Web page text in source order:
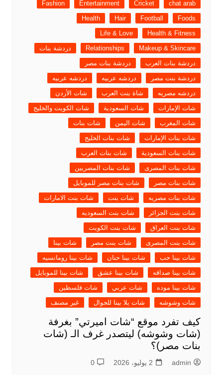
chat arab
Cricket
Entertainment
Fashion
Foods
Football
Hair
Health
Health & Fitness
Life & Love
Makeup & Skincare
Relationships
دردشة بنات
دردشة بنات العرب
دردشة بنات مصر
دردشة بنت مصر
دردشه عربيه
دردشه عربيه
دردشه مصريه
شاة بنت العرب
شات الأردن
شات الإمارات
شات السعودية
شات الكويت والخليج
شات المغرب
شات اليمن
شات بنات
شات بنات الإمارات
شات بنات الخليج
شات بنات السعودية
شات بنات العرب
شات بنات المصرى
شات بنات المصريين
شات بنات مصر
شات بنات مصر للموبايل
شات بنات مصريه
شات بنت
شات بنت الامارات
شات بنت الجزائر
شات بنت السعوديه
شات بنت العراق
شات بنت الكويت
شات بنت المصرى
شات بنت مصر
شات بينا
شات بينا حب
شات بينا حنان
شات بينا رومانسيه
شات بينا صداقه
شات بينا عشق
شات بينا للموبايل
شات بينا موده
شات عربي
شات فلسطين
شات وشوشه
شات يلا بينا للجوال غير مصنف
كيف تفرد موقع “شات اميرتي” بغرفة
(شات وشوشه) ليتصدر غرف الـ (شات
بنات مصر)؟
admin 2 يوليو، 2026 0